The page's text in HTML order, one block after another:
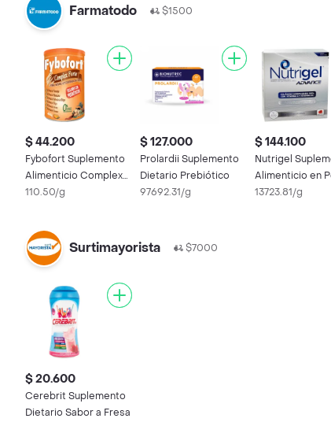
Farmatodo $1500
$ 44.200
Fybofort Suplemento
Alimenticio Complex
Forte Sabor a Naranja
110.50/g
$ 127.000
Prolardii Suplemento
Dietario Prebiótico
97692.31/g
$ 144.100
Nutrigel
Alimenticio en
13723.81/g
Surtimayorista $7000
$ 20.600
Cerebrit Suplemento
Dietario Sabor a Fresa